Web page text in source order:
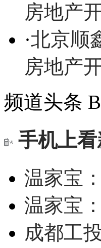
房地产
·北京顺
房地产
频道头条
手机上看
温家宝
温家宝
成都工